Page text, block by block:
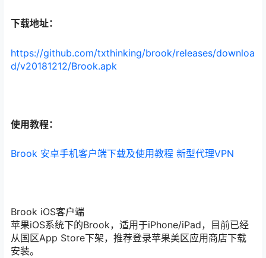
下载地址：
https://github.com/txthinking/brook/releases/downloa
d/v20181212/Brook.apk
使用教程：
Brook 安卓手机客户端下载及使用教程 新型代理VPN
Brook iOS客户端
苹果iOS系统下的Brook，适用于iPhone/iPad，目前已经
从国区App Store下架，推荐登录苹果美区应用商店下载
安装。